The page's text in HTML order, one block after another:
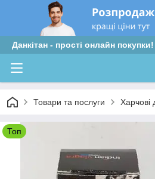
Данкітан - прості онлайн покупки!
Товари та послуги Харчові
Топ